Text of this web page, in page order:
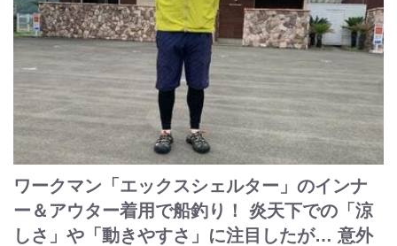
ワークマン「エックスシェルター」のインナ
ー＆アウター着用で船釣り！ 炎天下での「涼
しさ」や「動きやすさ」に注目したが… 意外